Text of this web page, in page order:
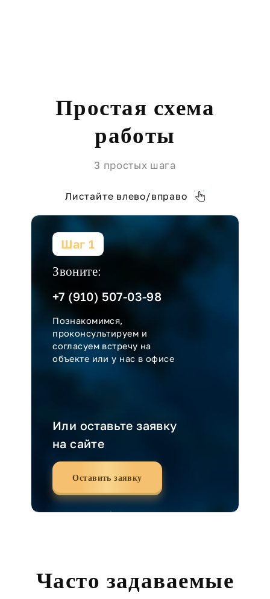
Простая схема
работы
3 простых шага
Листайте влево/вправо
Шаг 1
Звоните:
+7 (910) 507-03-98
Познакомимся,
проконсультируем и
согласуем встречу на
объекте или у нас в офисе
Или оставьте заявку
на сайте
Оставить заявку
Часто задаваемые